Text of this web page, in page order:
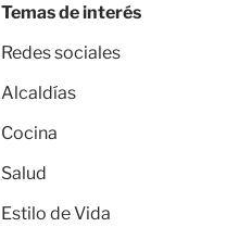
Temas de interés
Redes sociales
Alcaldías
Cocina
Salud
Estilo de Vida